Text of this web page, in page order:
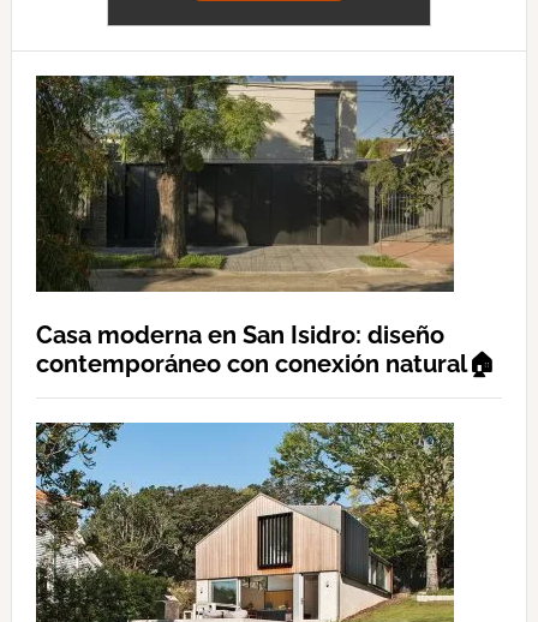
Casa moderna en San Isidro: diseño
contemporáneo con conexión natural🏠